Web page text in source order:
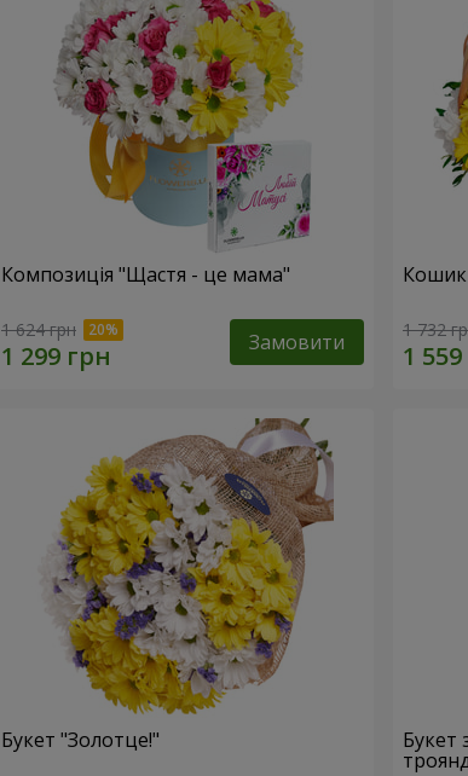
Композиція "Щастя - це мама"
1 624 грн Замовити 1 732
Букет "Золотце!" Букет